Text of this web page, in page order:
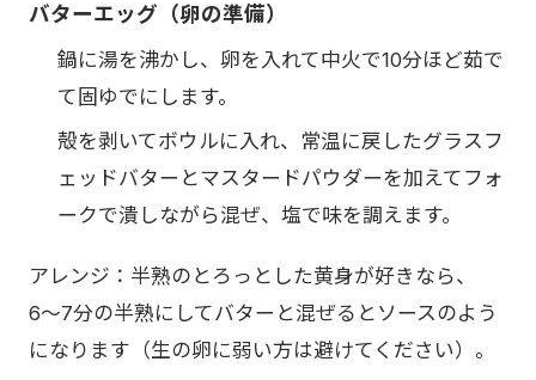
バターエッグ（卵の準備）
鍋に湯を沸かし、卵を入れて中火で10分ほど茹で
て固ゆでにします。
殻を剥いてボウルに入れ、常温に戻したグラスフ
ェッドバターとマスタードパウダーを加えてフォ
ークで潰しながら混ぜ、塩で味を調えます。
アレンジ：半熟のとろっとした黄身が好きなら、
6〜7分の半熟にしてバターと混ぜるとソースのよう
になります（生の卵に弱い方は避けてください）。